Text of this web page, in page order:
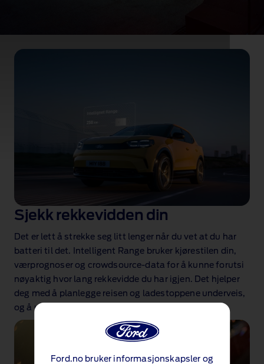
Ford.no bruker informasjonskapsler og
Ford‑appen for
plug‑in‑hybrider, klar for vår elektrifiserte
Sjekk rekkevidden din
Det er lett å strekke seg litt lenger når du vet at du har
batteri til det. Intelligent Range bruker kjørestilen din,
værprognoser og crowdsource‑data for å kunne forutsi
nøyaktig hvor lang rekkevidde du har igjen. Det hjelper
deg med å planlegge reisen og ladestoppene underveis,
og å unngå overraskelser.